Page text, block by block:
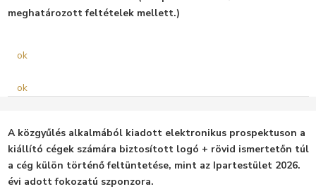
meghatározott feltételek mellett.)
ok
ok
A közgyűlés alkalmából kiadott elektronikus prospektuson a
kiállító cégek számára biztosított logó + rövid ismertetőn túl
a cég külön történő feltüntetése, mint az Ipartestület 2026.
évi adott fokozatú szponzora.